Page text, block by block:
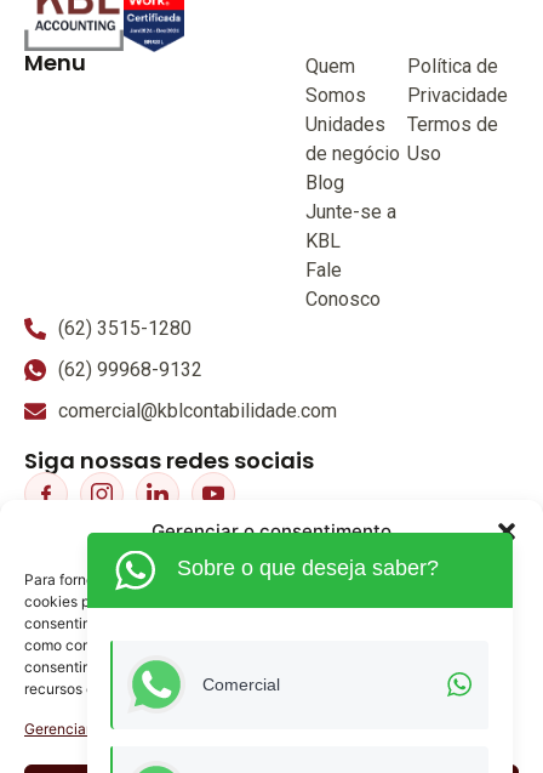
Gerenciar o consentimento
Para fornecer as melhores experiências, usamos tecnologias como
cookies para armazenar e/ou acessar informações do dispositivo. O
consentimento para essas tecnologias nos permitirá processar dados
como comportamento de navegação ou IDs exclusivos neste site. Não
consentir ou retirar o consentimento pode afetar negativamente certos
recursos e funções.
Gerenciar serviços
KBL
Fale
Conosco
comercial@kblcontabilidade.com
Siga nossas redes sociais
direitos reservados
CNPJ: 09.238.316/0001-90
Voltar ao topo
Sobre o que deseja saber?
Comercial